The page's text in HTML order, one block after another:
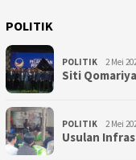
POLITIK
POLITIK 2 Mei
Siti
POLITIK 2 Mei
Usulan